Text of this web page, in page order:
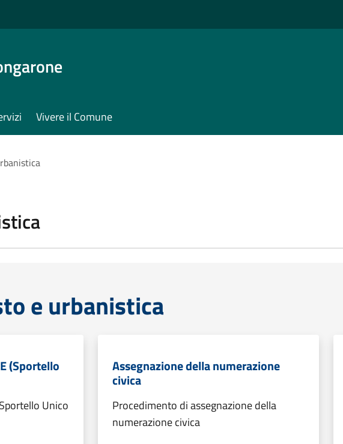
Vivere il Comune
e urbanistica
(Sportello
Unico
Assegnazione della numerazione
civica
Procedimento di assegnazione della
numerazione civica